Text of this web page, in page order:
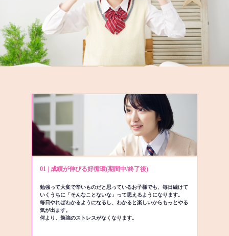
01 | 成績が伸びる好循環(期間中/終了後)
勉強って大変で辛いものだと思っているお子様でも、毎日続けて
いくうちに「そんなことないな」って思えるようになります。
毎日やればわかるようになるし、わかると楽しいからもっとやる
気が出ます。
何より、勉強のストレスがなくなります。